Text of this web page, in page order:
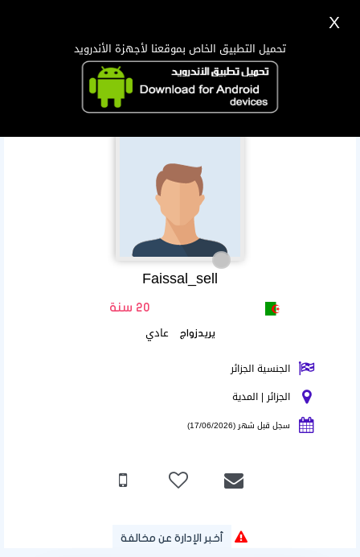
Faissal_sell
20 سنة
يريدزواج عادي
الجنسية الجزائر
الجزائر | المدية
سجل قبل شهر (17/06/2026)
أخبر الإدارة عن مخالفة
X
تحميل التطبيق الخاص بموقعنا لأجهزة الأندرويد